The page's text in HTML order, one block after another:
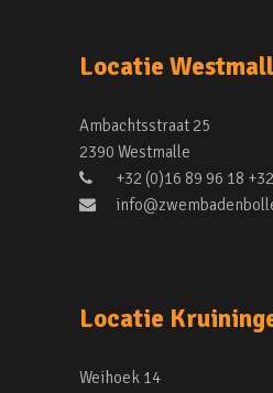
Locatie
Ambachtsstraat 25
2390 Westmalle
+32 (0)16 89 96 18
Locatie
Weihoek 14